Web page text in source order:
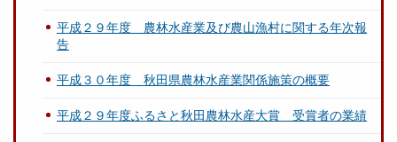
平成２９年度 農林水産業及び農山漁村に関する年次報
告
平成３０年度 秋田県農林水産業関係施策の概要
平成２９年度ふるさと秋田農林水産大賞 受賞者の業績